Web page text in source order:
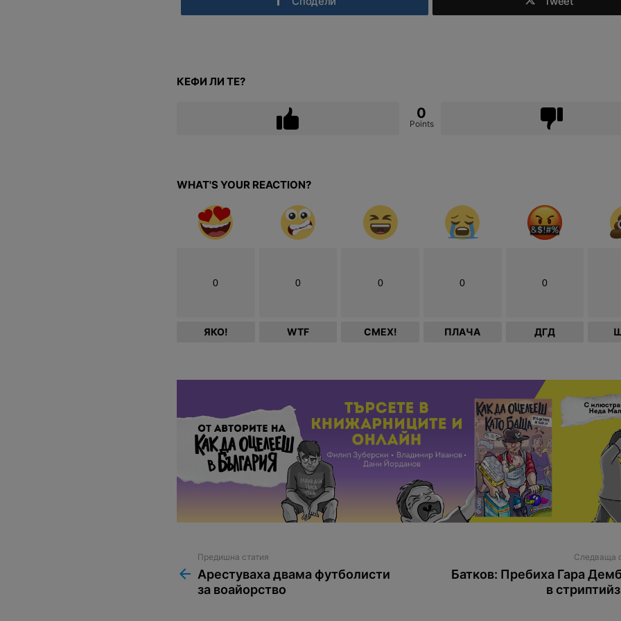
КЕФИ ЛИ ТЕ?
0
Points
WHAT'S YOUR REACTION?
0
ЯКО!
0
WTF
0
СМЕХ!
0
ПЛАЧА
0
ДГД
more
Предишна статия
Арестуваха двама футболисти
за воайорство
Следваща
Батков: Пребиха Гара
в